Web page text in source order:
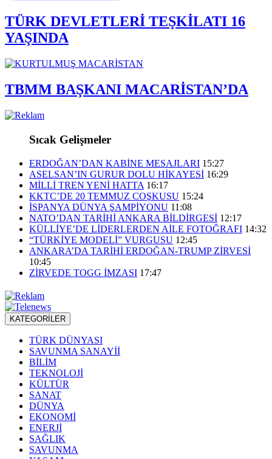
TÜRK DEVLETLERİ TEŞKİLATI 16
YAŞINDA
TBMM BAŞKANI MACARİSTAN’DA
Sıcak Gelişmeler
ERDOĞAN’DAN KABİNE MESAJLARI 15:27
ASELSAN’IN GURUR DOLU HİKAYESİ 16:29
MİLLİ TREN YENİ HATTA 16:17
KKTC’DE 20 TEMMUZ COŞKUSU 15:24
İSPANYA DÜNYA ŞAMPİYONU 11:08
NATO’DAN TARİHİ ANKARA BİLDİRGESİ 12:17
KÜLLİYE’DE LİDERLERDEN AİLE FOTOĞRAFI 14:32
“TÜRKİYE MODELİ” VURGUSU 12:45
ANKARA’DA TARİHİ ERDOĞAN-TRUMP ZİRVESİ
10:45
ZİRVEDE TOGG İMZASI 17:47
KATEGORİLER
TÜRK DÜNYASI
SAVUNMA SANAYİİ
BİLİM
TEKNOLOJİ
KÜLTÜR
SANAT
DÜNYA
EKONOMİ
ENERJİ
SAĞLIK
SAVUNMA